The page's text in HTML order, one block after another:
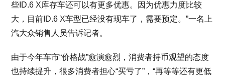
些ID.6 X库存车还可以有更多优惠。因为优惠力度比较
大，目前ID.6 X车型已经没有现车了，需要预定。”一名上
汽大众销售人员告诉记者。
由于今年车市“价格战”愈演愈烈，消费者持币观望的态度
也持续提升，很多消费者担心“买亏了”，“再等等还有更低